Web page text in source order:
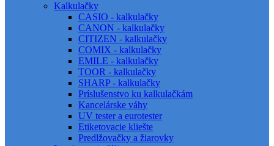
Kalkulačky
CASIO - kalkulačky
CANON - kalkulačky
CITIZEN - kalkulačky
COMIX - kalkulačky
EMILE - kalkulačky
TOOR - kalkulačky
SHARP - kalkulačky
Príslušenstvo ku kalkulačkám
Kancelárske váhy
UV tester a eurotester
Etiketovacie kliešte
Predlžovačky a žiarovky